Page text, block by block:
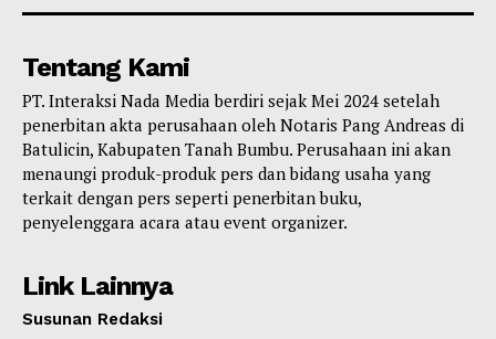
Tentang Kami
PT. Interaksi Nada Media berdiri sejak Mei 2024 setelah
penerbitan akta perusahaan oleh Notaris Pang Andreas di
Batulicin, Kabupaten Tanah Bumbu. Perusahaan ini akan
menaungi produk-produk pers dan bidang usaha yang
terkait dengan pers seperti penerbitan buku,
penyelenggara acara atau event organizer.
Link Lainnya
Susunan Redaksi